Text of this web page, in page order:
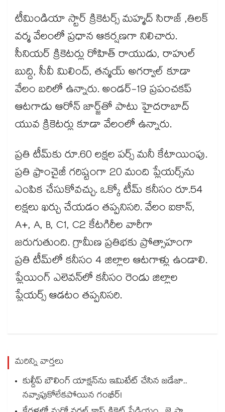
టీమిండియా స్టార్ క్రికెటర్స్ మహ్మద్ సిరాజ్ ,తిలక్
వర్మ వేలంలో ప్రధాన ఆకర్షణగా నిలిచారు.
సీనియర్ క్రికెటర్లు రోహిత్ రాయుడు, రాహుల్
బుద్ది, సీవీ మిలింద్, తన్మయ్ అగర్వాల్ కూడా
వేలం బరిలో ఉన్నారు. అండర్-19 ప్రపంచకప్
ఆటగాడు ఆరోన్ జార్జ్‌తో పాటు హైదరాబాద్
యువ క్రికెటర్లు కూడా వేలంలో ఉన్నారు.
ప్రతి టీమ్‎కు రూ.60 లక్షల పర్స్ మనీ కేటాయింపు.
ప్రతి ఫ్రాంచైజీ గరిష్టంగా 20 మంది ప్లేయర్స్‎ను
ఎంపిక చేసుకోవచ్చు. ఒక్కో టీమ్ కనీసం రూ.54
లక్షలు ఖర్చు చేయడం తప్పనిసరి. వేలం ఐకాన్,
A+, A, B, C1, C2 కేటగిరీల వారీగా
జరుగుతుంది. గ్రామీణ ప్రతిభకు ప్రోత్సాహంగా
ప్రతి టీమ్‎లో కనీసం 4 జిల్లాల ఆటగాళ్లు ఉండాలి.
ప్లేయింగ్ ఎలెవన్‌లో కనీసం రెండు జిల్లాల
ప్లేయర్స్ ఆడటం తప్పనిసరి.
మరిన్ని వార్తలు
కుల్దీప్ బౌలింగ్ యాక్షన్‌ను ఇమిటేట్ చేసిన జడేజా..
నవ్వాపుకోలేకపోయిన గంభీర్!